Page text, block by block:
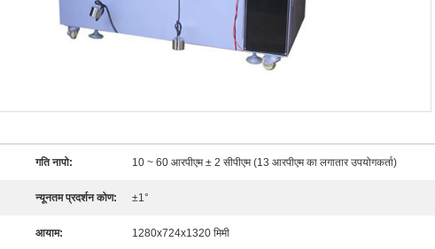
गति नापो: 10 ~ 60 आरपीएम ± 2 सीपीएम (13 आरपीएम का लगातार उपयोगकर्ता)
न्यूनतम प्रदर्शन कोण: ±1°
आयाम: 1280x724x1320 मिमी